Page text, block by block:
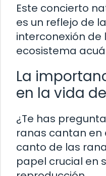
Este concierto
es un reflejo de
interconexión de
ecosistema
La
en la vida
¿Te has
ranas cantan en
canto de las
papel crucial en